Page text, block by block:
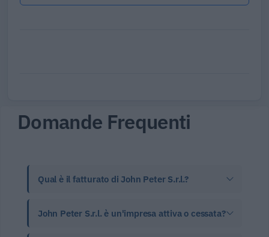
Domande Frequenti
Qual è il fatturato di John Peter S.r.l.?
John Peter S.r.l. è un'impresa attiva o cessata?